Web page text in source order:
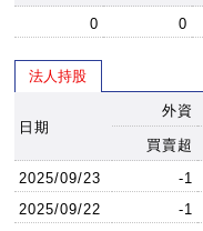
0
0
法人持股
日期
外資
買賣超
2025/09/23
-1
2025/09/22
-1